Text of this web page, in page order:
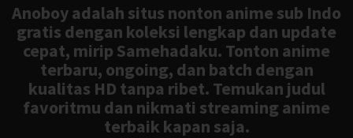
Anoboy adalah situs nonton anime sub Indo
gratis dengan koleksi lengkap dan update
cepat, mirip Samehadaku. Tonton anime
terbaru, ongoing, dan batch dengan
kualitas HD tanpa ribet. Temukan judul
favoritmu dan nikmati streaming anime
terbaik kapan saja.